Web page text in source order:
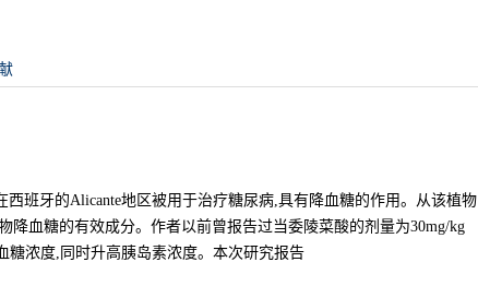
西班牙的Alicante地区被用于治疗糖尿病,具有降血糖的作用。从该植物
降血糖的有效成分。作者以前曾报告过当委陵菜酸的剂量为30mg/kg
糖浓度,同时升高胰岛素浓度。本次研究报告